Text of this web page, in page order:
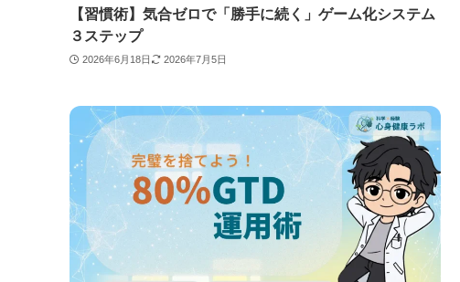
【習慣術】気合ゼロで「勝手に続く」ゲーム化システム
３ステップ
2026年6月18日 2026年7月5日